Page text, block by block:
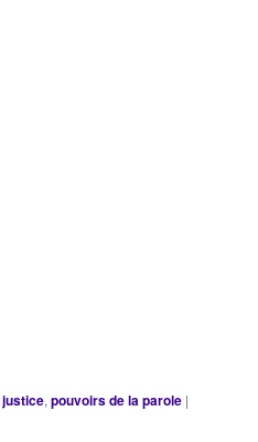
justice,pouvoirs de la parole |